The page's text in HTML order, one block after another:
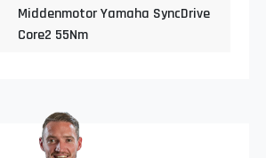
Middenmotor Yamaha SyncDrive
Core2 55Nm